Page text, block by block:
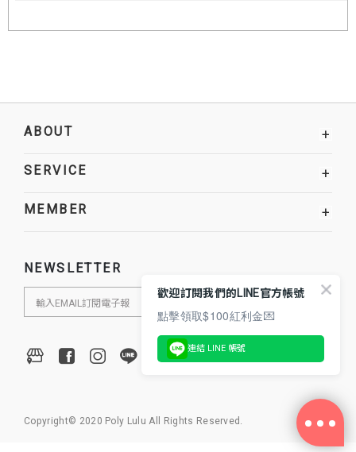
ABOUT +
SERVICE +
MEMBER +
NEWSLETTER
Copyright© 2020 Poly Lulu All Rights Reserved.
歡迎訂閱我們的LINE官方帳號
點擊領取$100紅利金💌
連結 LINE 帳號